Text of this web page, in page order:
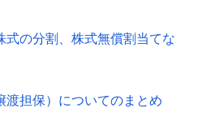
式の分割、株式無償割当てな
渡担保）についてのまとめ